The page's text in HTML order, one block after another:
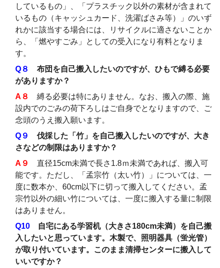
しているもの」、「プラスチック以外の素材が含まれて
いるもの（キャッシュカード、洗濯ばさみ等）」のいず
れかに該当する場合には、リサイクルに適さないことか
ら、「燃やすごみ」としての受入になり有料となりま
す。
Q８
布団を自己搬入したいのですが、ひもで縛る必要
がありますか？
A８
縛る必要は特にありません。なお、搬入の際、施
設内でのごみの荷下ろしはご自身でとなりますので、ご
念頭のうえ搬入願います。
Q９
伐採した「竹」を自己搬入したいのですが、大き
さなどの制限はありますか？
A９
直径15cm未満で長さ1.8ｍ未満であれば、搬入可
能です。ただし、「孟宗竹（太い竹）」については、一
度に数本か、60cm以下に切って搬入してください。孟
宗竹以外の細い竹については、一度に搬入する量に制限
はありません。
Q10 自宅にある学習机（大きさ180cm未満）を自己搬
入したいと思っています。木製で、照明器具（蛍光管）
が取り付いています。このまま清掃センターに搬入して
いいですか？